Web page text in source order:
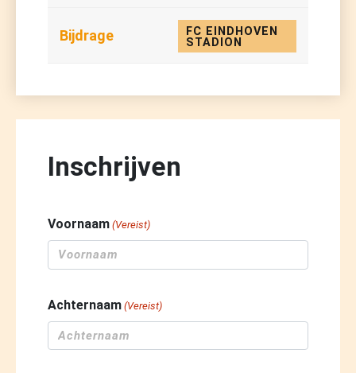
FC EINDHOVEN
STADION
Inschrijven
Voornaam (Vereist)
Achternaam (Vereist)